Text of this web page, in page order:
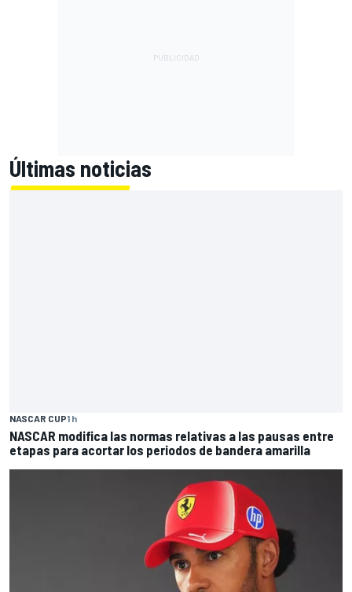
Últimas noticias
NASCAR CUP1 h
NASCAR modifica las normas relativas a las pausas entre
etapas para acortar los periodos de bandera amarilla